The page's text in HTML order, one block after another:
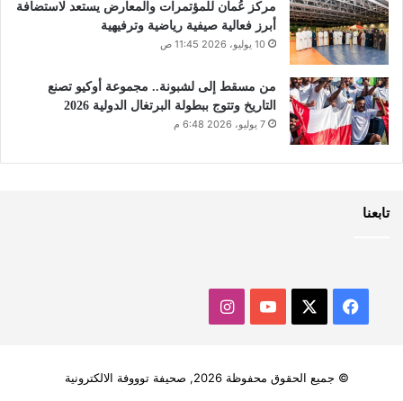
مركز عُمان للمؤتمرات والمعارض يستعد لاستضافة
أبرز فعالية صيفية رياضية وترفيهية
10 يوليو، 2026 11:45 ص
من مسقط إلى لشبونة.. مجموعة أوكيو تصنع
التاريخ وتتوج ببطولة البرتغال الدولية 2026
7 يوليو، 2026 6:48 م
تابعنا
فيسبوك ‫YouTubeانستقرام
© جميع الحقوق محفوظة 2026, صحيفة توووفة الالكترونية